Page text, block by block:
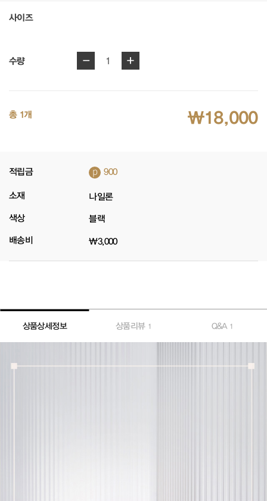
사이즈
수량 - 1 +
총 1개 ₩18,000
적립금 p 900
소재 나일론
색상 블랙
배송비 ₩3,000
상품상세정보 상품리뷰 1 Q&A 1